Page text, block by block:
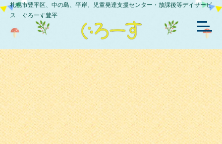
札幌市豊平区、中の島、平岸、児童発達支援センター・放課後等デイサービ
ス ぐろーす豊平